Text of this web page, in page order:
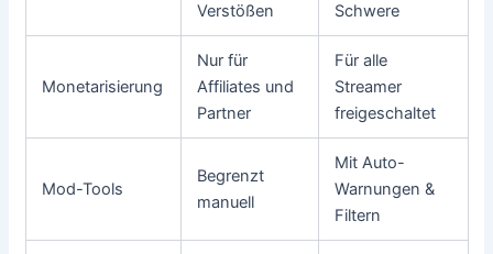
Verstößen
Schwere
Monetarisierung
Nur für
Affiliates und
Partner
Für alle
Streamer
freigeschaltet
Mod-Tools
Begrenzt
manuell
Mit Auto-
Warnungen &
Filtern